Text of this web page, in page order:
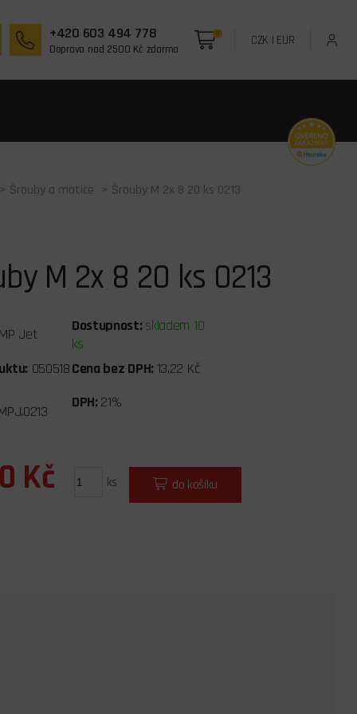
+420 603 494 778
Doprava nad 2500 Kč zdarma
0 CZK | EUR
Šrouby a matice > Šrouby M 2x 8 20 ks 0213
M 2x 8 20 ks 0213
Jet Dostupnost: skladem 10
ks
050518Cena bez DPH: 13,22 Kč
DPH: 21%
Kč ks do košíku